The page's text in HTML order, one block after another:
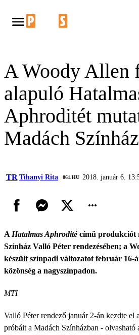
A Woody Allen
alapuló
Aphroditét
Madách Színház
TR Tihanyi Rita ‎ 061.HU 2018. január 6.
A Hatalmas Aphroditécímű produkciót
Színház Valló Péter rendezésében; a
készült színpadi változatot február 16-
közönség a nagyszínpadon.
MTI
Valló Péter rendező január 2-án kezdte el a
próbáit a Madách Színházban -